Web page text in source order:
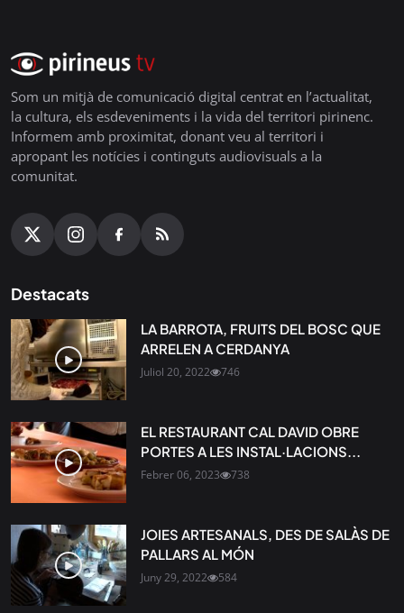
Som un mitjà de comunicació digital centrat en l’actualitat,
la cultura, els esdeveniments i la vida del territori pirinenc.
Informem amb proximitat, donant veu al territori i
apropant les notícies i continguts audiovisuals a la
comunitat.
Destacats
LA BARROTA, FRUITS DEL BOSC QUE
ARRELEN A CERDANYA
Juliol 20, 2022 746
EL RESTAURANT CAL DAVID OBRE
PORTES A LES INSTAL·LACIONS...
Febrer 06, 2023 738
JOIES ARTESANALS, DES DE SALÀS DE
PALLARS AL MÓN
Juny 29, 2022 584